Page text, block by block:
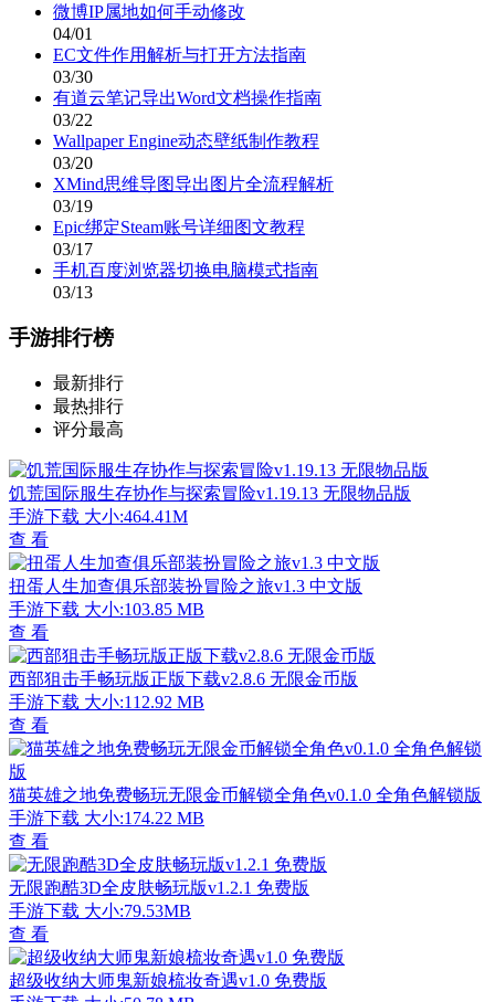
微博IP属地如何手动修改
04/01
EC文件作用解析与打开方法指南
03/30
有道云笔记导出Word文档操作指南
03/22
Wallpaper Engine动态壁纸制作教程
03/20
XMind思维导图导出图片全流程解析
03/19
Epic绑定Steam账号详细图文教程
03/17
手机百度浏览器切换电脑模式指南
03/13
手游排行榜
最新排行
最热排行
评分最高
饥荒国际服生存协作与探索冒险v1.19.13 无限物品版
手游下载 大小:464.41M
查 看
扭蛋人生加查俱乐部装扮冒险之旅v1.3 中文版
手游下载 大小:103.85 MB
查 看
西部狙击手畅玩版正版下载v2.8.6 无限金币版
手游下载 大小:112.92 MB
查 看
猫英雄之地免费畅玩无限金币解锁全角色v0.1.0 全角色解锁版
手游下载 大小:174.22 MB
查 看
无限跑酷3D全皮肤畅玩版v1.2.1 免费版
手游下载 大小:79.53MB
查 看
超级收纳大师鬼新娘梳妆奇遇v1.0 免费版